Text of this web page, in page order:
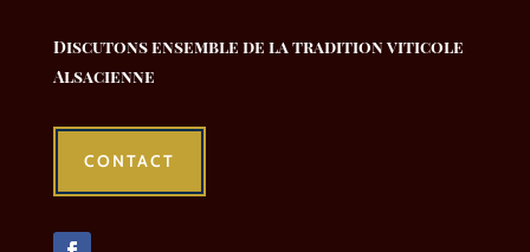
Discutons ensemble de la tradition viticole
Alsacienne
CONTACT